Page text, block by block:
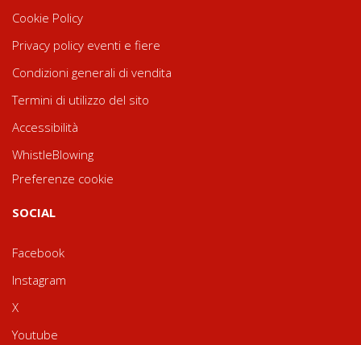
Cookie Policy
Privacy policy eventi e fiere
Condizioni generali di vendita
Termini di utilizzo del sito
Accessibilità
WhistleBlowing
Preferenze cookie
SOCIAL
Facebook
Instagram
X
Youtube